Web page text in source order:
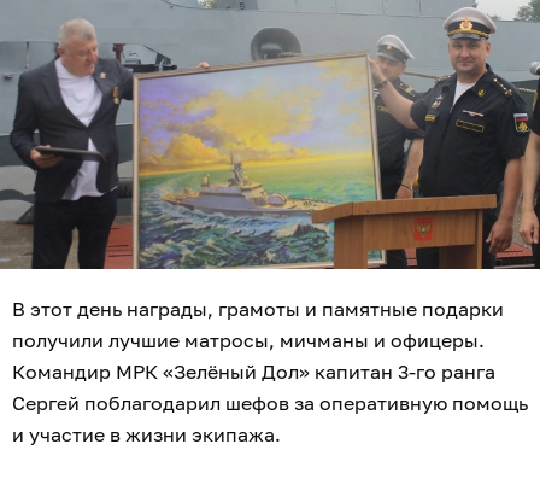
В этот день награды, грамоты и памятные подарки
получили лучшие матросы, мичманы и офицеры.
Командир МРК «Зелёный Дол» капитан 3-го ранга
Сергей поблагодарил шефов за оперативную помощь
и участие в жизни экипажа.